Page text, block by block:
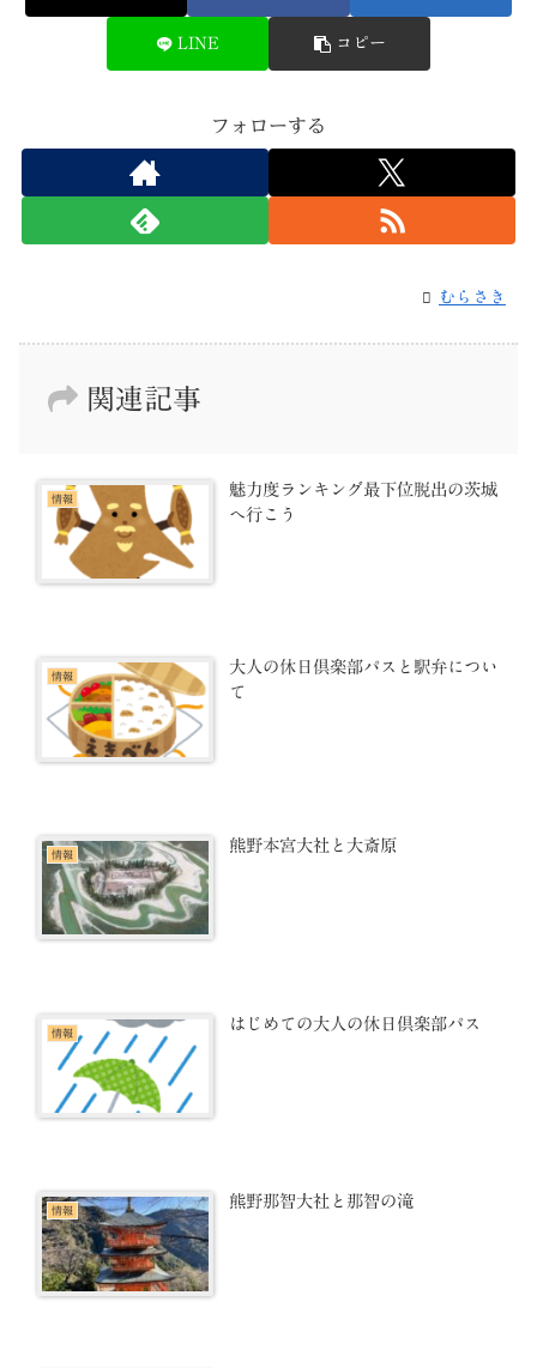
LINE コピー
フォローする
むらさき
関連記事
情報
魅力度ランキング最下位脱出の茨城
へ行こう
情報
大人の休日倶楽部パスと駅弁につい
て
情報
熊野本宮大社と大斎原
情報
はじめての大人の休日倶楽部パス
情報
熊野那智大社と那智の滝